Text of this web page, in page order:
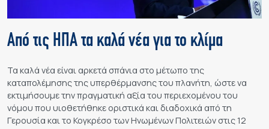
Από τις ΗΠΑ τα καλά νέα για το κλίμα
Τα καλά νέα είναι αρκετά σπάνια στο μέτωπο της
καταπολέμησης της υπερθέρμανσης του πλανήτη, ώστε να
εκτιμήσουμε την πραγματική αξία του περιεχομένου του
νόμου που υιοθετήθηκε οριστικά και διαδοχικά από τη
Γερουσία και το Κογκρέσο των Ηνωμένων Πολιτειών στις 12